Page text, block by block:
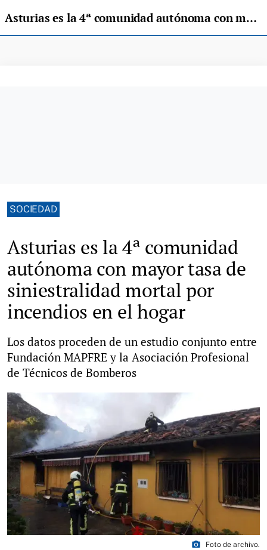
Asturias es la 4ª comunidad autónoma con mayor tasa de siniestralidad mortal por incendios en el hogar
SOCIEDAD
Asturias es la 4ª comunidad
autónoma con mayor tasa de
siniestralidad mortal por
incendios en el hogar
Los datos proceden de un estudio conjunto entre
Fundación MAPFRE y la Asociación Profesional
de Técnicos de Bomberos
photo_camera Foto de archivo.